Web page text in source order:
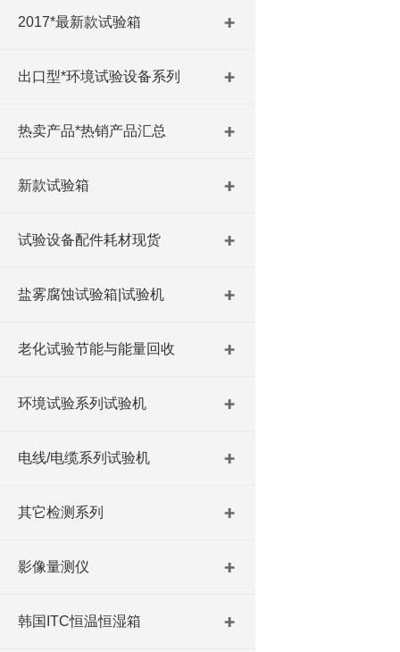
2017*最新款试验箱
出口型*环境试验设备系列
热卖产品*热销产品汇总
新款试验箱
试验设备配件耗材现货
盐雾腐蚀试验箱|试验机
老化试验节能与能量回收
环境试验系列试验机
电线/电缆系列试验机
其它检测系列
影像量测仪
韩国ITC恒温恒湿箱